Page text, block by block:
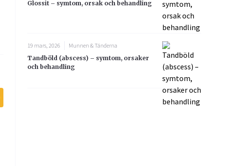
Glossit – symtom, orsak och behandling
19 mars, 2026
Munnen & Tänderna
Tandböld (abscess) – symtom, orsaker
och behandling